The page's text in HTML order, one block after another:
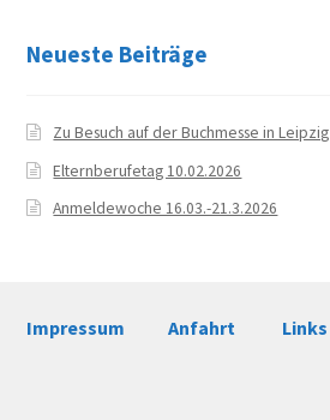
Neueste Beiträge
Zu Besuch auf der Buchmesse in Leipzig
Elternberufetag 10.02.2026
Anmeldewoche 16.03.-21.3.2026
Impressum Anfahrt Links